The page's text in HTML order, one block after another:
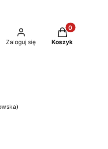
Zaloguj się
Produkty w
Koszyk